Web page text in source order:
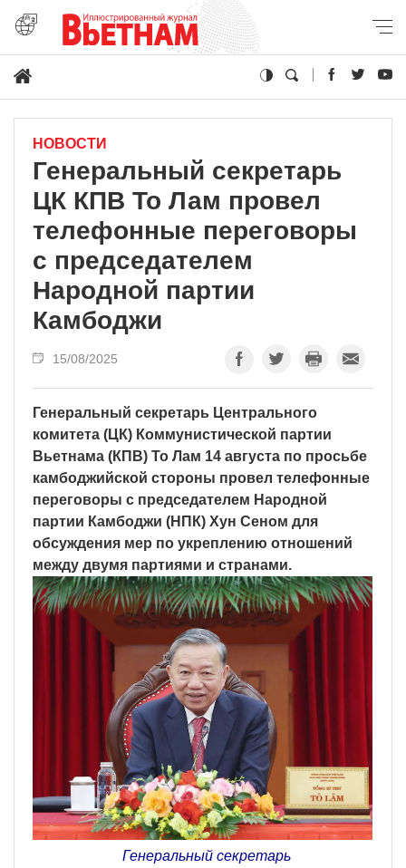
НОВОСТИ
Генеральный секретарь
ЦК КПВ То Лам провел
телефонные переговоры
с председателем
Народной партии
Камбоджи
15/08/2025
Генеральный секретарь Центрального
комитета (ЦК) Коммунистической партии
Вьетнама (КПВ) То Лам 14 августа по просьбе
камбоджийской стороны провел телефонные
переговоры с председателем Народной
партии Камбоджи (НПК) Хун Сеном для
обсуждения мер по укреплению отношений
между двумя партиями и странами.
Генеральный секретарь